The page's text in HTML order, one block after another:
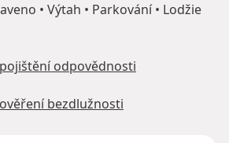
• Výtah • Parkování • Lodžie
odpovědnosti
bezdlužnosti